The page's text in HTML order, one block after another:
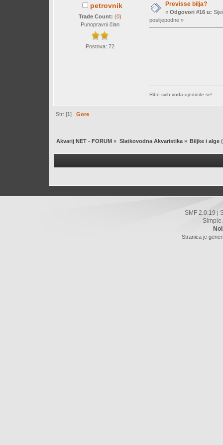
petrovnik
Trade Count: (0)
Punopravni član
Postova: 72
Previsse bilja?
« Odgovori #16 u:
poslijepodne »
Ribe svih voda-ujedinite se!
Str: [1]Gore
Akvarij NET - FORUM » Slatkovodna Akvaristika» Biljke i alge
SMF 2.0.19 |
Simple
Stranica je